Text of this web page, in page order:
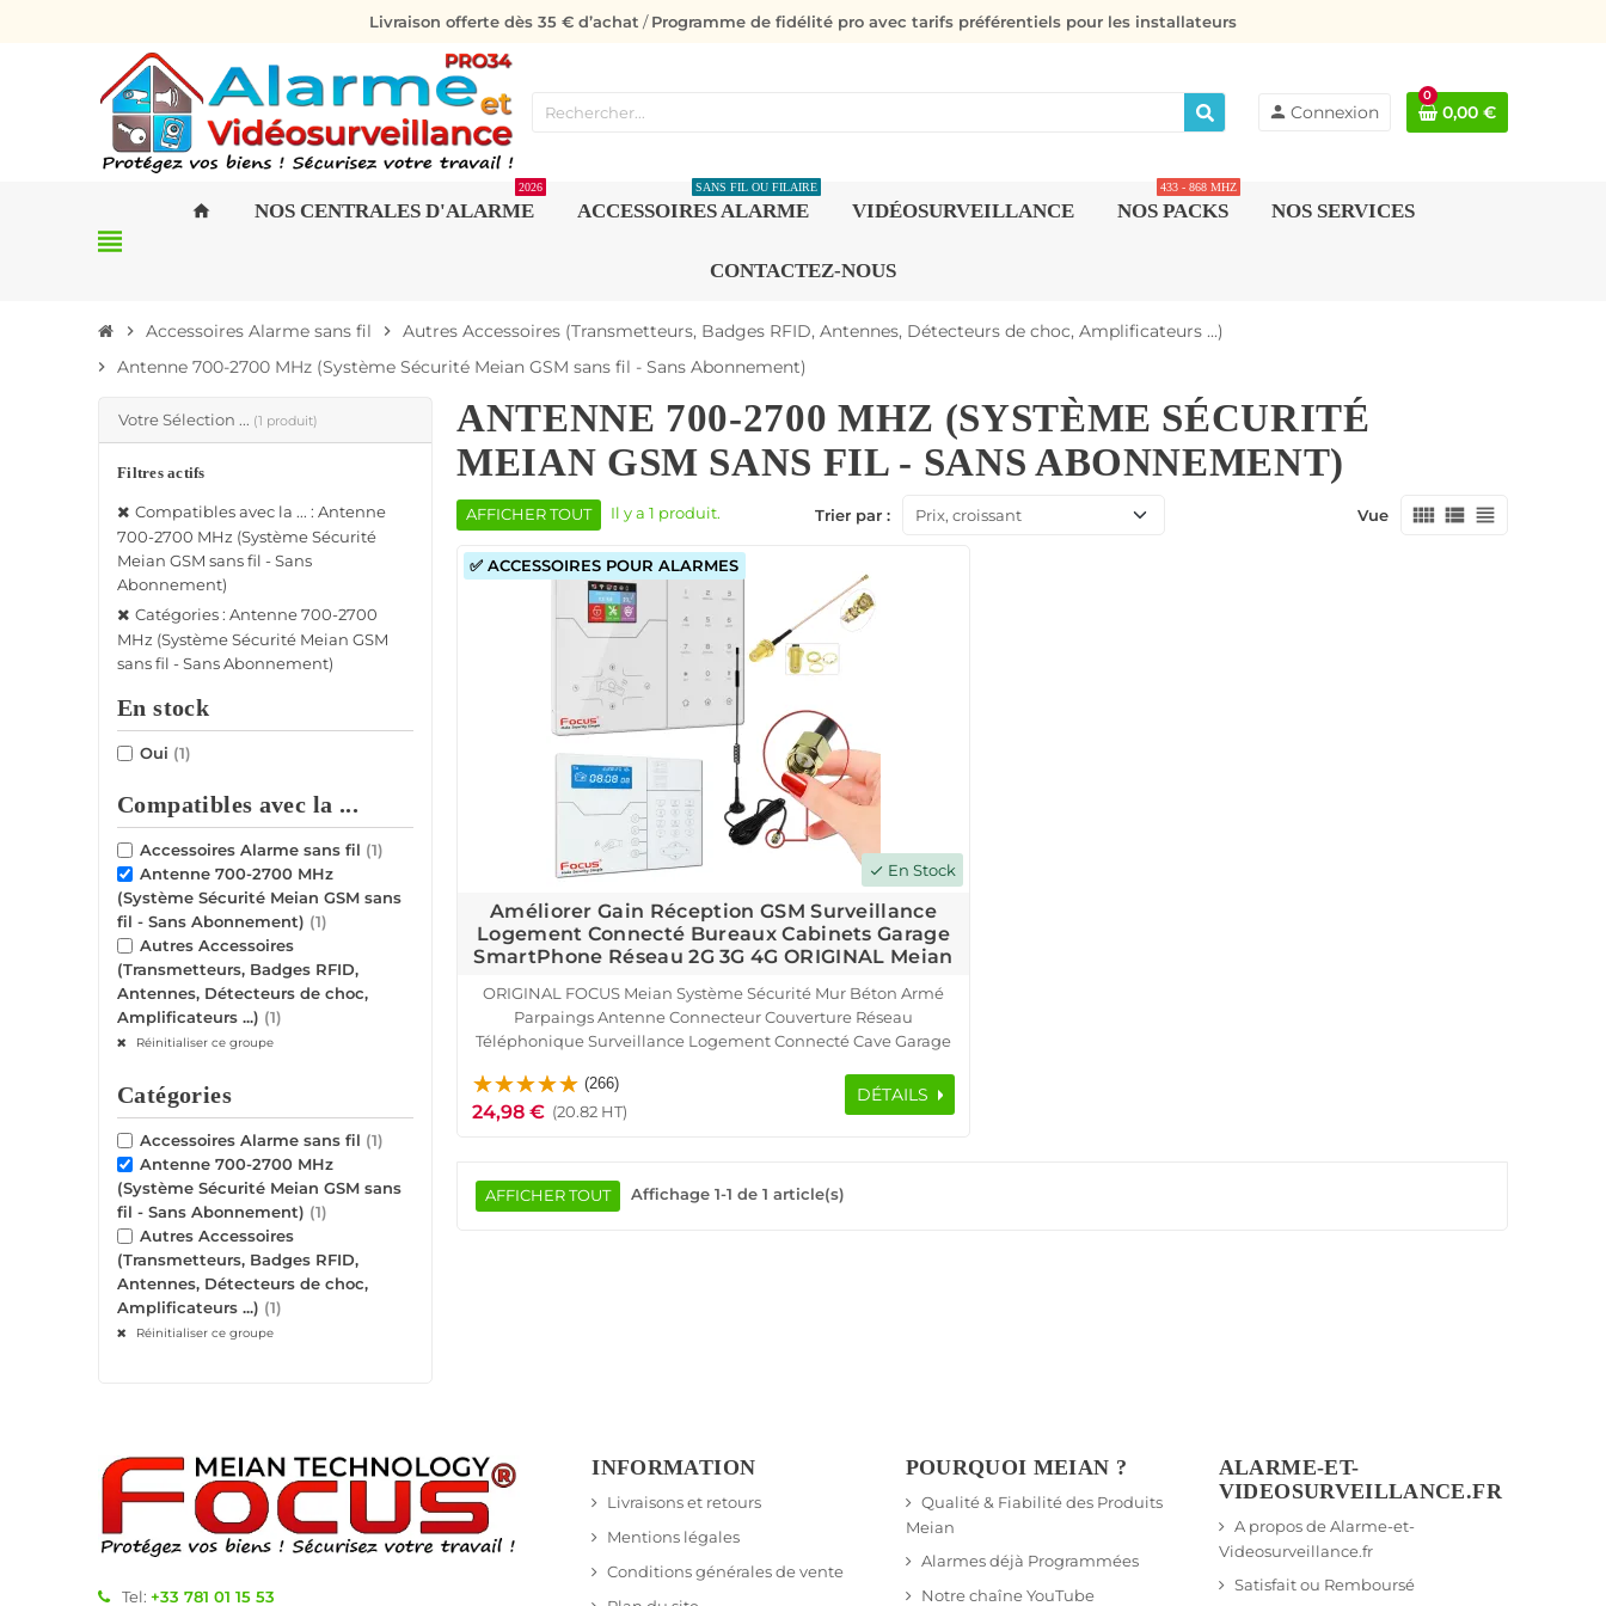
Livraison offerte dès 35 € d’achat /Programme de fidélité pro avec tarifs préférentiels pour les installateurs
person Connexion
0
0,00 €
view_headline
home NOS CENTRALES D'ALARME
2026
ACCESSOIRES ALARME
SANS FIL OU FILAIRE
VIDÉOSURVEILLANCE NOS PACKS
433 - 868 MHZ
NOS SERVICES
CONTACTEZ-NOUS
chevron_right Accessoires Alarme sans fil chevron_right Autres Accessoires (Transmetteurs, Badges RFID, Antennes, Détecteurs de choc, Amplificateurs ...)
chevron_right Antenne 700-2700 MHz (Système Sécurité Meian GSM sans fil - Sans Abonnement)
Votre Sélection ... (1 produit)
Filtres actifs
Compatibles avec la ... : Antenne
700-2700 MHz (Système Sécurité
Meian GSM sans fil - Sans
Abonnement)
Catégories : Antenne 700-2700
MHz (Système Sécurité Meian GSM
sans fil - Sans Abonnement)
En stock
Oui (1)
Compatibles avec la ...
Accessoires Alarme sans fil (1)
Antenne 700-2700 MHz
(Système Sécurité Meian GSM sans
fil - Sans Abonnement) (1)
Autres Accessoires
(Transmetteurs, Badges RFID,
Antennes, Détecteurs de choc,
Amplificateurs ...) (1)
Réinitialiser ce groupe
Catégories
Accessoires Alarme sans fil (1)
Antenne 700-2700 MHz
(Système Sécurité Meian GSM sans
fil - Sans Abonnement) (1)
Autres Accessoires
(Transmetteurs, Badges RFID,
Antennes, Détecteurs de choc,
Amplificateurs ...) (1)
Réinitialiser ce groupe
ANTENNE 700-2700 MHZ (SYSTÈME SÉCURITÉ
MEIAN GSM SANS FIL - SANS ABONNEMENT)
Trier par : Prix, croissant Vue view_comfy view_list view_headline
AFFICHER TOUT Il y a 1 produit.
check En Stock
✅ ACCESSOIRES POUR ALARMES
Améliorer Gain Réception GSM Surveillance
Logement Connecté Bureaux Cabinets Garage
SmartPhone Réseau 2G 3G 4G ORIGINAL Meian
ORIGINAL FOCUS Meian Système Sécurité Mur Béton Armé
Parpaings Antenne Connecteur Couverture Réseau
Téléphonique Surveillance Logement Connecté Cave Garage
868MHz 2.4GHz Améliorer Gain Réception GSM
(266)
24,98 € (20.82 HT)
DÉTAILS
AFFICHER TOUT Affichage 1-1 de 1 article(s)
Tel: +33 781 01 15 53
INFORMATION
Livraisons et retours
Mentions légales
Conditions générales de vente
POURQUOI MEIAN ?
Qualité & Fiabilité des Produits
Meian
Alarmes déjà Programmées
Notre chaîne YouTube
ALARME-ET-
VIDEOSURVEILLANCE.FR
A propos de Alarme-et-
Videosurveillance.fr
Satisfait ou Remboursé